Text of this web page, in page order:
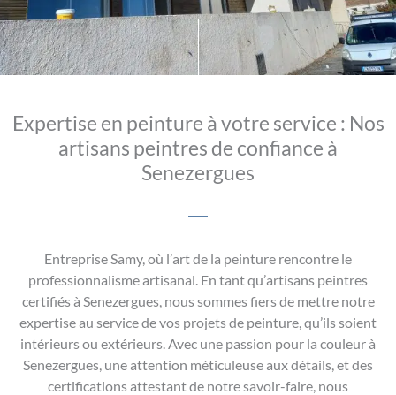
Expertise en peinture à votre service : Nos
artisans peintres de confiance à
Senezergues
Entreprise Samy, où l’art de la peinture rencontre le
professionnalisme artisanal. En tant qu’artisans peintres
certifiés à Senezergues, nous sommes fiers de mettre notre
expertise au service de vos projets de peinture, qu’ils soient
intérieurs ou extérieurs. Avec une passion pour la couleur à
Senezergues, une attention méticuleuse aux détails, et des
certifications attestant de notre savoir-faire, nous